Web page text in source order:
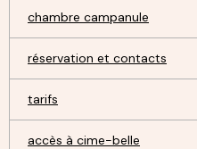
chambre campanule
réservation et contacts
tarifs
accès à cime-belle